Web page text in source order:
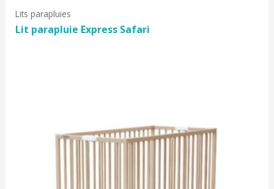
Lits parapluies
Lit parapluie Express Safari